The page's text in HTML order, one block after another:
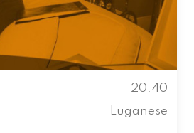
20.40
Luganese